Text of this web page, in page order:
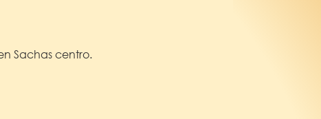
Sachas centro.